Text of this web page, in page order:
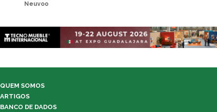
Neuvoo
QUEM SOMOS
ARTIGOS
BANCO DE DADOS